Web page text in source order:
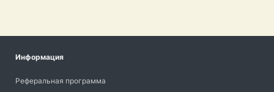
Информация
Реферальная программа